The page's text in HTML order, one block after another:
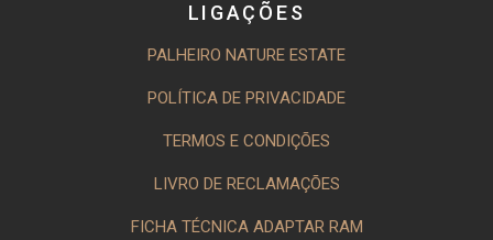
LIGAÇÕES
PALHEIRO NATURE ESTATE
POLÍTICA DE PRIVACIDADE
TERMOS E CONDIÇÕES
LIVRO DE RECLAMAÇÕES
FICHA TÉCNICA ADAPTAR RAM